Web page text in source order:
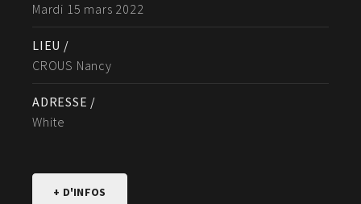
Mardi 15 mars 2022
LIEU /
CROUS Nancy
ADRESSE /
White
+ D'INFOS